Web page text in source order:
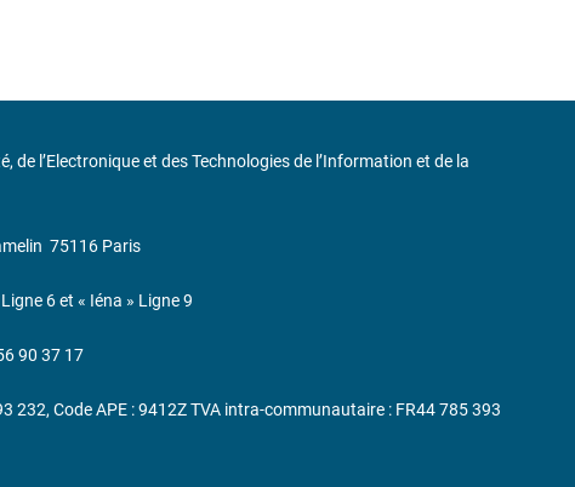
de l’Electronique et des Technologies de l’Information et de la
75116 Paris
6 et « Iéna » Ligne 9
90 37 17
232, Code APE : 9412Z TVA intra-communautaire : FR44 785 393